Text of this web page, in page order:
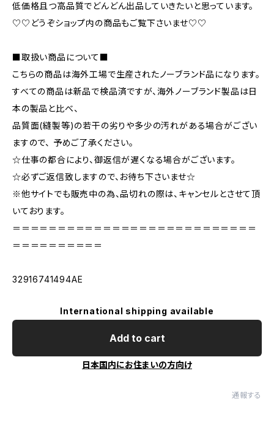
低価格且つ高品質でどんどん出品していきたいと思っています。
♡♡どうぞショップ内の商品もご覧下さいませ♡♡
■取扱い商品について■
こちらの商品は海外工場で生産されたノーブランド品になります。
すべての商品は新品で検品済ですが、海外ノーブランド製品は日
本の製品と比べ、
品質面(縫製等)の若干の劣りや多少の汚れがある場合がござい
ますので、 予めご了承ください。
☆仕事の都合により、御返信が遅くなる場合がございます。
☆必ずご返信致しますので、お待ち下さいませ☆
※他サイトでも販売中の為、品切れの際は、キャンセルとさせて頂
いております。
＝＝＝＝＝＝＝＝＝＝＝＝＝＝＝＝＝＝＝＝＝＝＝＝＝＝＝
＝＝＝＝＝＝＝＝＝＝
32916741494AE
International shipping available
Add to cart
日本国内にお住まいの方向け
通報する